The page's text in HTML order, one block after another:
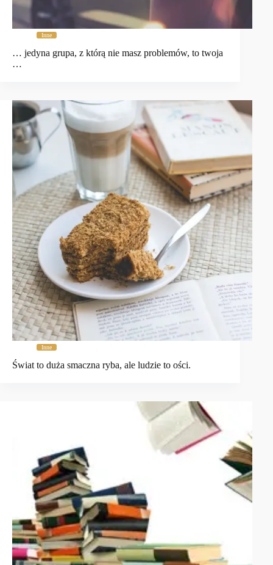
Inne
… jedyna grupa, z którą nie masz problemów, to twoja
…
Inne
Świat to duża smaczna ryba, ale ludzie to ości.